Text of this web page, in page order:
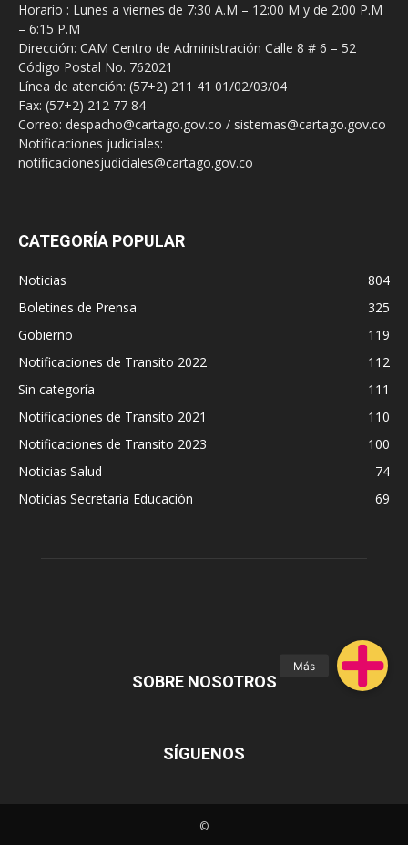
Horario : Lunes a viernes de 7:30 A.M – 12:00 M y de 2:00 P.M
– 6:15 P.M
Dirección: CAM Centro de Administración Calle 8 # 6 – 52
Código Postal No. 762021
Línea de atención: (57+2) 211 41 01/02/03/04
Fax: (57+2) 212 77 84
Correo: despacho@cartago.gov.co / sistemas@cartago.gov.co
Notificaciones judiciales:
notificacionesjudiciales@cartago.gov.co
CATEGORÍA POPULAR
Noticias
804
Boletines de Prensa
325
Gobierno
119
Notificaciones de Transito 2022
112
Sin categoría
111
Notificaciones de Transito 2021
110
Notificaciones de Transito 2023
100
Noticias Salud
74
Noticias Secretaria Educación
69
SOBRE NOSOTROS
SÍGUENOS
©